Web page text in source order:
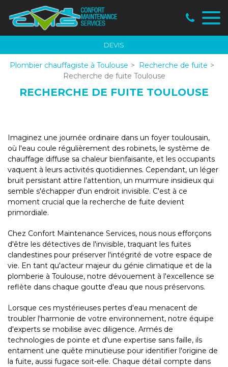
DEVIS
Plombier chauffagiste à Toulouse
Recherche de fuite
Recherche de fuite Toulouse
RECHERCHE DE FUITE TOULOUSE
Imaginez une journée ordinaire dans un foyer toulousain,
où l'eau coule régulièrement des robinets, le système de
chauffage diffuse sa chaleur bienfaisante, et les occupants
vaquent à leurs activités quotidiennes. Cependant, un léger
bruit persistant attire l'attention, un murmure insidieux qui
semble s'échapper d'un endroit invisible. C'est à ce
moment crucial que la recherche de fuite devient
primordiale.
Chez Confort Maintenance Services, nous nous efforçons
d'être les détectives de l'invisible, traquant les fuites
clandestines pour préserver l'intégrité de votre espace de
vie. En tant qu'acteur majeur du génie climatique et de la
plomberie à Toulouse, notre dévouement à l'excellence se
reflète dans chaque goutte d'eau que nous préservons.
Lorsque ces mystérieuses pertes d'eau menacent de
troubler l'harmonie de votre environnement, notre équipe
d'experts se mobilise avec diligence. Armés de
technologies de pointe et d'une expertise sans faille, ils
entament une quête minutieuse pour identifier l'origine de
la fuite, aussi fugace soit-elle. Chaque détail compte dans
Panneau de gestion des cookies